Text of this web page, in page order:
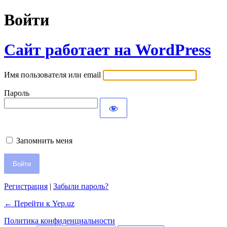
Войти
Сайт работает на WordPress
Имя пользователя или email
Пароль
Запомнить меня
Регистрация | Забыли пароль?
← Перейти к Yep.uz
Политика конфиденциальности